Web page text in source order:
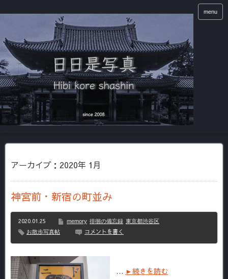
menu
アーカイブ：2020年 1月
神宮前・新宿の町並み
2020.01.25 memory 徘徊の備忘録 東京都渋谷区
お散歩写真帖
コメントを書く
… ►続きを読む